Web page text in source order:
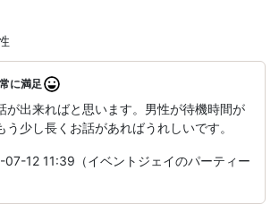
に満足
が出来ればと思います。男性が待機時間が
う少し長くお話があればうれしいです。
12 11:39（イベントジェイのパーティー